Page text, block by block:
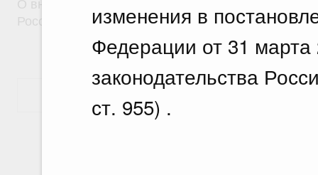
изменения в
Федерации от 31
законодательства
ст. 955) .
Российской Федерации